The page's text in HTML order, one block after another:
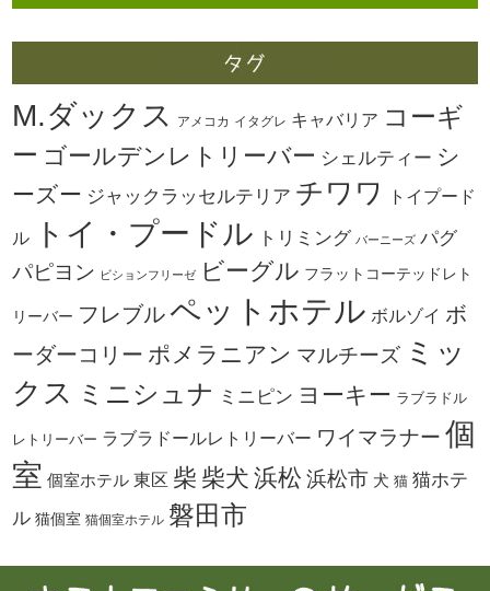
M.ダックス アメコカ イタグレ キャバリア コーギ
ー ゴールデンレトリーバー シェルティー シ
ーズー ジャックラッセルテリア チワワ トイプード
ル トイ・プードル トリミング バーニーズ パグ
パピヨン ビションフリーゼ ビーグル フラットコーテッドレト
リーバー フレブル ペットホテル ボルゾイ ボ
ーダーコリー ポメラニアン マルチーズ ミッ
クス ミニシュナ ミニピン ヨーキー ラブラドル
レトリーバー ラブラドールレトリーバー ワイマラナー 個
室 個室ホテル 東区 柴 柴犬 浜松 浜松市 犬 猫 猫ホテ
ル 猫個室 猫個室ホテル 磐田市